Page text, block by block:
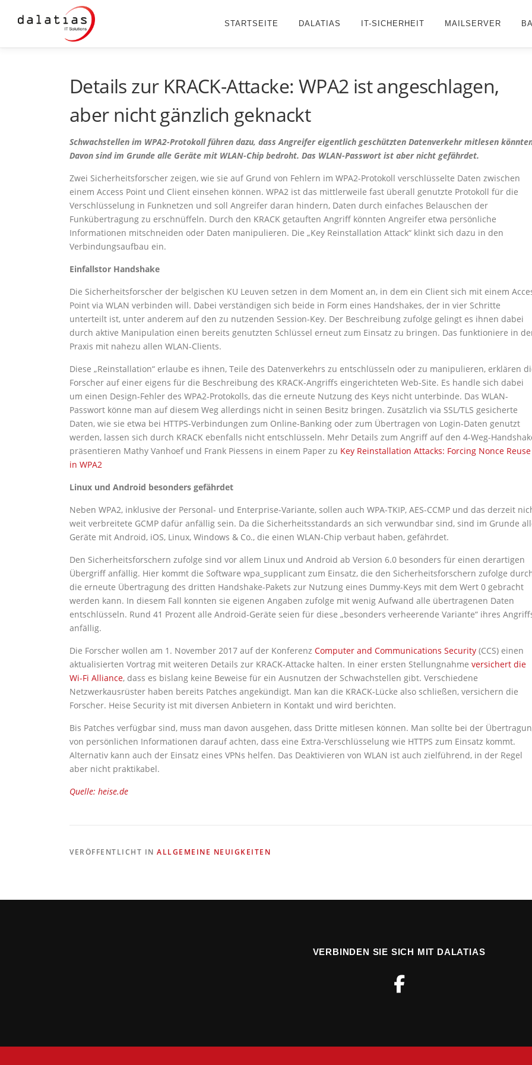
Inhalt
STARTSEITE DALATIAS IT-SICHERHEIT MAILSERVER
Details zur KRACK-Attacke: WPA2 ist angeschlagen,
aber nicht gänzlich geknackt
Schwachstellen im WPA2-Protokoll führen dazu, dass Angreifer eigentlich geschützten Datenverkehr mitlesen
Davon sind im Grunde alle Geräte mit WLAN-Chip bedroht. Das WLAN-Passwort ist aber nicht gefährdet.
Zwei Sicherheitsforscher zeigen, wie sie auf Grund von Fehlern im WPA2-Protokoll verschlüsselte Daten zwischen
einem Access Point und Client einsehen können. WPA2 ist das mittlerweile fast überall genutzte Protokoll für die
Verschlüsselung in Funknetzen und soll Angreifer daran hindern, Daten durch einfaches Belauschen der
Funkübertragung zu erschnüffeln. Durch den KRACK getauften Angriff könnten Angreifer etwa persönliche
Informationen mitschneiden oder Daten manipulieren. Die „Key Reinstallation Attack“ klinkt sich dazu in den
Verbindungsaufbau ein.
Einfallstor Handshake
Die Sicherheitsforscher der belgischen KU Leuven setzen in dem Moment an, in dem ein Client sich mit einem
Point via WLAN verbinden will. Dabei verständigen sich beide in Form eines Handshakes, der in vier Schritte
unterteilt ist, unter anderem auf den zu nutzenden Session-Key. Der Beschreibung zufolge gelingt es ihnen dabei
durch aktive Manipulation einen bereits genutzten Schlüssel erneut zum Einsatz zu bringen. Das funktioniere in
Praxis mit nahezu allen WLAN-Clients.
Diese „Reinstallation“ erlaube es ihnen, Teile des Datenverkehrs zu entschlüsseln oder zu manipulieren, erklären
Forscher auf einer eigens für die Beschreibung des KRACK-Angriffs eingerichteten Web-Site. Es handle sich dabei
um einen Design-Fehler des WPA2-Protokolls, das die erneute Nutzung des Keys nicht unterbinde. Das WLAN-
Passwort könne man auf diesem Weg allerdings nicht in seinen Besitz bringen. Zusätzlich via SSL/TLS gesicherte
Daten, wie sie etwa bei HTTPS-Verbindungen zum Online-Banking oder zum Übertragen von Login-Daten genutzt
werden, lassen sich durch KRACK ebenfalls nicht entschlüsseln. Mehr Details zum Angriff auf den 4-Weg-
präsentieren Mathy Vanhoef und Frank Piessens in einem Paper zu Key Reinstallation Attacks: Forcing Nonce Reuse
in WPA2
Linux und Android besonders gefährdet
Neben WPA2, inklusive der Personal- und Enterprise-Variante, sollen auch WPA-TKIP, AES-CCMP und das derzeit
weit verbreitete GCMP dafür anfällig sein. Da die Sicherheitsstandards an sich verwundbar sind, sind im Grunde
Geräte mit Android, iOS, Linux, Windows & Co., die einen WLAN-Chip verbaut haben, gefährdet.
Den Sicherheitsforschern zufolge sind vor allem Linux und Android ab Version 6.0 besonders für einen derartigen
Übergriff anfällig. Hier kommt die Software wpa_supplicant zum Einsatz, die den Sicherheitsforschern zufolge
die erneute Übertragung des dritten Handshake-Pakets zur Nutzung eines Dummy-Keys mit dem Wert 0 gebracht
werden kann. In diesem Fall konnten sie eigenen Angaben zufolge mit wenig Aufwand alle übertragenen Daten
entschlüsseln. Rund 41 Prozent alle Android-Geräte seien für diese „besonders verheerende Variante“ ihres
anfällig.
Die Forscher wollen am 1. November 2017 auf der Konferenz Computer and Communications Security (CCS) einen
aktualisierten Vortrag mit weiteren Details zur KRACK-Attacke halten. In einer ersten Stellungnahme versichert die
Wi-Fi Alliance, dass es bislang keine Beweise für ein Ausnutzen der Schwachstellen gibt. Verschiedene
Netzwerkausrüster haben bereits Patches angekündigt. Man kan die KRACK-Lücke also schließen, versichern die
Forscher. Heise Security ist mit diversen Anbietern in Kontakt und wird berichten.
Bis Patches verfügbar sind, muss man davon ausgehen, dass Dritte mitlesen können. Man sollte bei der
von persönlichen Informationen darauf achten, dass eine Extra-Verschlüsselung wie HTTPS zum Einsatz kommt.
Alternativ kann auch der Einsatz eines VPNs helfen. Das Deaktivieren von WLAN ist auch zielführend, in der Regel
aber nicht praktikabel.
Quelle: heise.de
VERÖFFENTLICHT IN ALLGEMEINE NEUIGKEITEN
VERBINDEN SIE SICH MIT DALATIAS